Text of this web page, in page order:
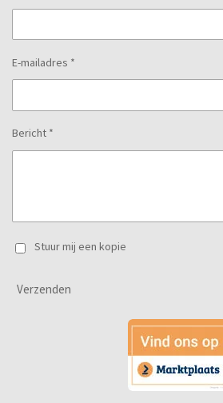
E-mailadres *
Bericht *
Stuur mij een kopie
Verzenden